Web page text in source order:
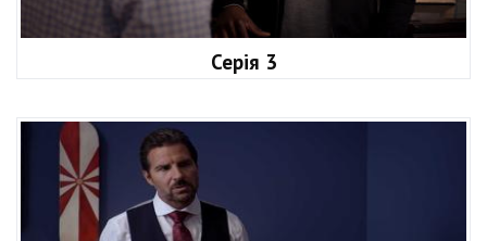
Серія 3